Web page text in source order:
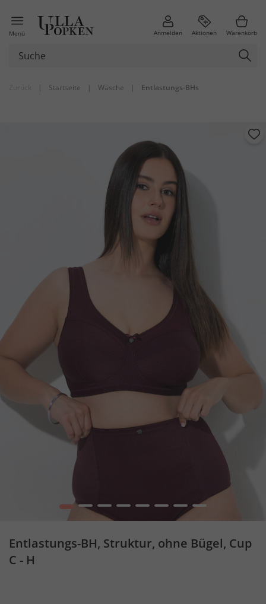
Menü Anmelden Aktionen Warenkorb
| Startseite | Wäsche | Entlastungs-BHs
1 2 3 4 5 6 7 8
Entlastungs-BH, Struktur, ohne Bügel, Cup
C - H